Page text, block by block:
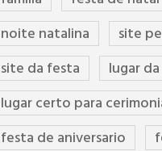
noite natalina
site
site da festa
lugar
lugar certo para
festa de aniversario